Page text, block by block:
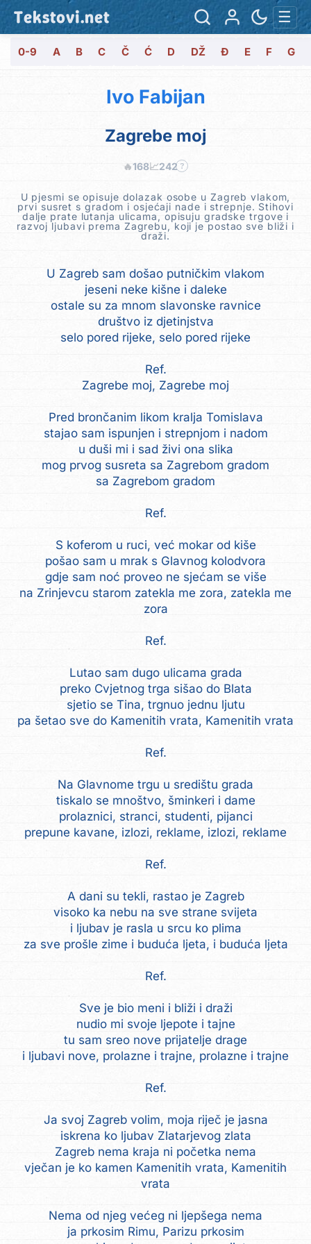
Tekstovi.net ☰
0-9 A B C Č Ć D DŽ Đ E F G
Ivo Fabijan
Zagrebe moj
🔥168📈242 ?
U pjesmi se opisuje dolazak osobe u Zagreb vlakom,
prvi susret s gradom i osjećaji nade i strepnje. Stihovi
dalje prate lutanja ulicama, opisuju gradske trgove i
razvoj ljubavi prema Zagrebu, koji je postao sve bliži i
draži.
U Zagreb sam došao putničkim vlakom
jeseni neke kišne i daleke
ostale su za mnom slavonske ravnice
društvo iz djetinjstva
selo pored rijeke, selo pored rijeke
Ref.
Zagrebe moj, Zagrebe moj
Pred brončanim likom kralja Tomislava
stajao sam ispunjen i strepnjom i nadom
u duši mi i sad živi ona slika
mog prvog susreta sa Zagrebom gradom
sa Zagrebom gradom
Ref.
S koferom u ruci, već mokar od kiše
pošao sam u mrak s Glavnog kolodvora
gdje sam noć proveo ne sjećam se više
na Zrinjevcu starom zatekla me zora, zatekla me
zora
Ref.
Lutao sam dugo ulicama grada
preko Cvjetnog trga sišao do Blata
sjetio se Tina, trgnuo jednu ljutu
pa šetao sve do Kamenitih vrata, Kamenitih vrata
Ref.
Na Glavnome trgu u središtu grada
tiskalo se mnoštvo, šminkeri i dame
prolaznici, stranci, studenti, pijanci
prepune kavane, izlozi, reklame, izlozi, reklame
Ref.
A dani su tekli, rastao je Zagreb
visoko ka nebu na sve strane svijeta
i ljubav je rasla u srcu ko plima
za sve prošle zime i buduća ljeta, i buduća ljeta
Ref.
Sve je bio meni i bliži i draži
nudio mi svoje ljepote i tajne
tu sam sreo nove prijatelje drage
i ljubavi nove, prolazne i trajne, prolazne i trajne
Ref.
Ja svoj Zagreb volim, moja riječ je jasna
iskrena ko ljubav Zlatarjevog zlata
Zagreb nema kraja ni početka nema
vječan je ko kamen Kamenitih vrata, Kamenitih
vrata
Nema od njeg većeg ni ljepšega nema
ja prkosim Rimu, Parizu prkosim